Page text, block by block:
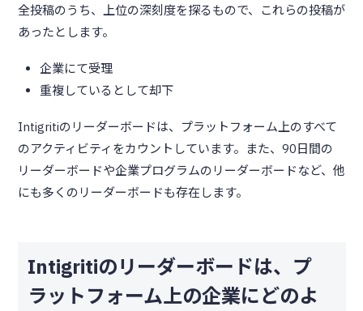
全投稿のうち、上位の深刻度を探るもので、これらの投稿が
あったとします。
企業にて受理
重複しているとして却下
Intigritiのリーダーボードは、プラットフォーム上のすべて
のアクティビティをカウントしています。また、90日間の
リーダーボードや企業プログラムのリーダーボードなど、他
にも多くのリーダーボードも存在します。
Intigritiのリーダーボードは、プ
ラットフォーム上の企業にどのよ